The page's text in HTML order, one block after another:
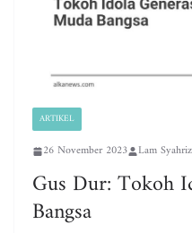
ARTIKEL
26 November 2023 Lam
Gus Dur: Tokoh
Bangsa